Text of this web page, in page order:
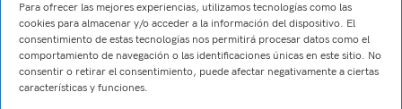
Para ofrecer las mejores experiencias, utilizamos tecnologías como las
cookies para almacenar y/o acceder a la información del dispositivo. El
consentimiento de estas tecnologías nos permitirá procesar datos como el
comportamiento de navegación o las identificaciones únicas en este sitio. No
consentir o retirar el consentimiento, puede afectar negativamente a ciertas
características y funciones.